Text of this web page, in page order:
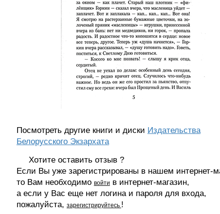
Посмотреть другие книги и диски Издательства
Белорусского Экзархата
Хотите оставить отзыв ?
Если Вы уже зарегистрированы в нашем интернет-
то Вам необходимо войти в интернет-магазин,
а если у Вас еще нет логина и пароля для входа,
пожалуйста, зарегистрируйтесь !